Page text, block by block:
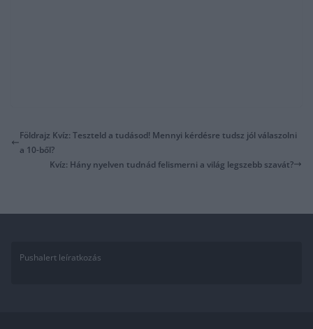
Földrajz Kvíz: Teszteld a tudásod! Mennyi kérdésre tudsz jól válaszolni
a 10-ből?
Kvíz: Hány nyelven tudnád felismerni a világ legszebb szavát?
Pushalert leíratkozás